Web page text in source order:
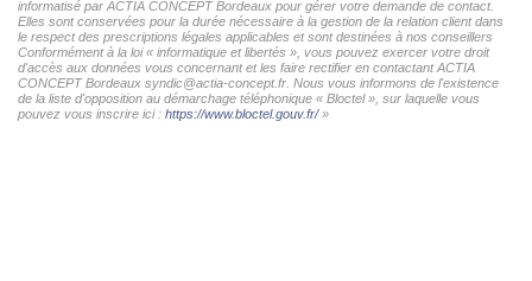
informatisé par ACTIA CONCEPT Bordeaux pour gérer votre demande de contact.
Elles sont conservées pour la durée nécessaire à la gestion de la relation client dans
le respect des prescriptions légales applicables et sont destinées à nos conseillers
Conformément à la loi « informatique et libertés », vous pouvez exercer votre droit
d'accès aux données vous concernant et les faire rectifier en contactant ACTIA
CONCEPT Bordeaux syndic@actia-concept.fr. Nous vous informons de l'existence
de la liste d'opposition au démarchage téléphonique « Bloctel », sur laquelle vous
pouvez vous inscrire ici : https://www.bloctel.gouv.fr/»